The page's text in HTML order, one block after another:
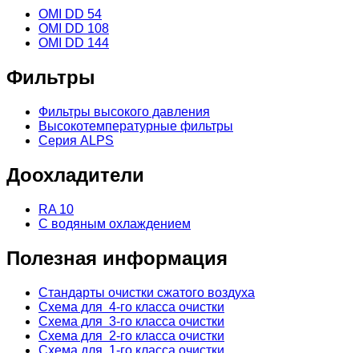
OMI DD 54
OMI DD 108
OMI DD 144
Фильтры
Фильтры высокого давления
Высокотемпературные фильтры
Серия ALPS
Доохладители
RA 10
С водяным охлаждением
Полезная информация
Стандарты очистки сжатого воздуха
Схема для 4-го класса очистки
Схема для 3-го класса очистки
Схема для 2-го класса очистки
Схема для 1-го класса очистки